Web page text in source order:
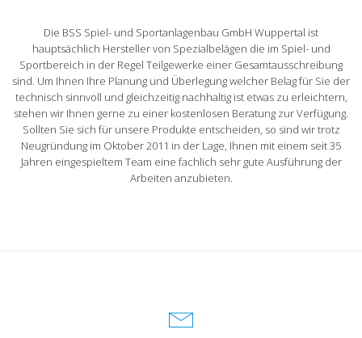
Die BSS Spiel- und Sportanlagenbau GmbH Wuppertal ist
hauptsächlich Hersteller von Spezialbelägen die im Spiel- und
Sportbereich in der Regel Teilgewerke einer Gesamtausschreibung
sind. Um Ihnen Ihre Planung und Überlegung welcher Belag für Sie der
technisch sinnvoll und gleichzeitig nachhaltig ist etwas zu erleichtern,
stehen wir Ihnen gerne zu einer kostenlosen Beratung zur Verfügung.
Sollten Sie sich für unsere Produkte entscheiden, so sind wir trotz
Neugründung im Oktober 2011 in der Lage, Ihnen mit einem seit 35
Jahren eingespieltem Team eine fachlich sehr gute Ausführung der
Arbeiten anzubieten.